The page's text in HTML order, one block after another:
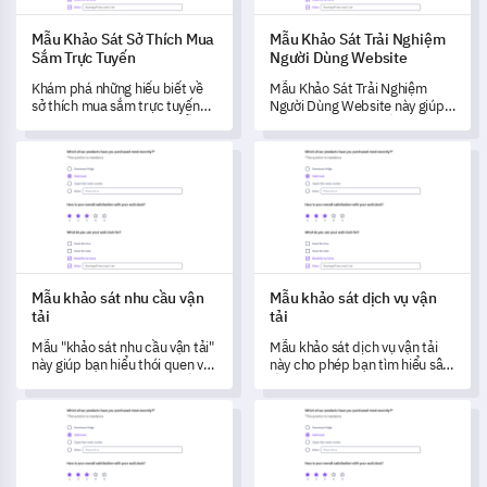
Mẫu Khảo Sát Sở Thích Mua
Sắm Trực Tuyến
Khám phá những hiểu biết về
sở thích mua sắm trực tuyến
khảo sát chính xác này.
Mẫu Khảo Sát Trải Nghiệm
Người Dùng Website
Mẫu Khảo Sát Trải Nghiệm
Người Dùng Website này giúp
từ người dùng, thúc đẩy cải
tiến website và nâng cao sự hài
lòng của người dùng.
Mẫu khảo sát nhu cầu vận tải
Mẫu khảo sát nhu cầu vận
tải
Mẫu "khảo sát nhu cầu vận tải"
này giúp bạn hiểu thói quen và
từ đó giúp bạn cải thiện dịch vụ
dựa trên dữ liệu đáng tin cậy.
Mẫu khảo sát dịch vụ vận tải
Mẫu khảo sát dịch vụ vận
tải
Mẫu khảo sát dịch vụ vận tải
này cho phép bạn tìm hiểu sâu
và đáp ứng nhu cầu của họ một
cách chính xác hơn.
Mẫu Khảo Sát Danh Sách Kiểm Tra Trước Khi Ra Mắt Startup
Mẫu biểu phản hồi chất lượng